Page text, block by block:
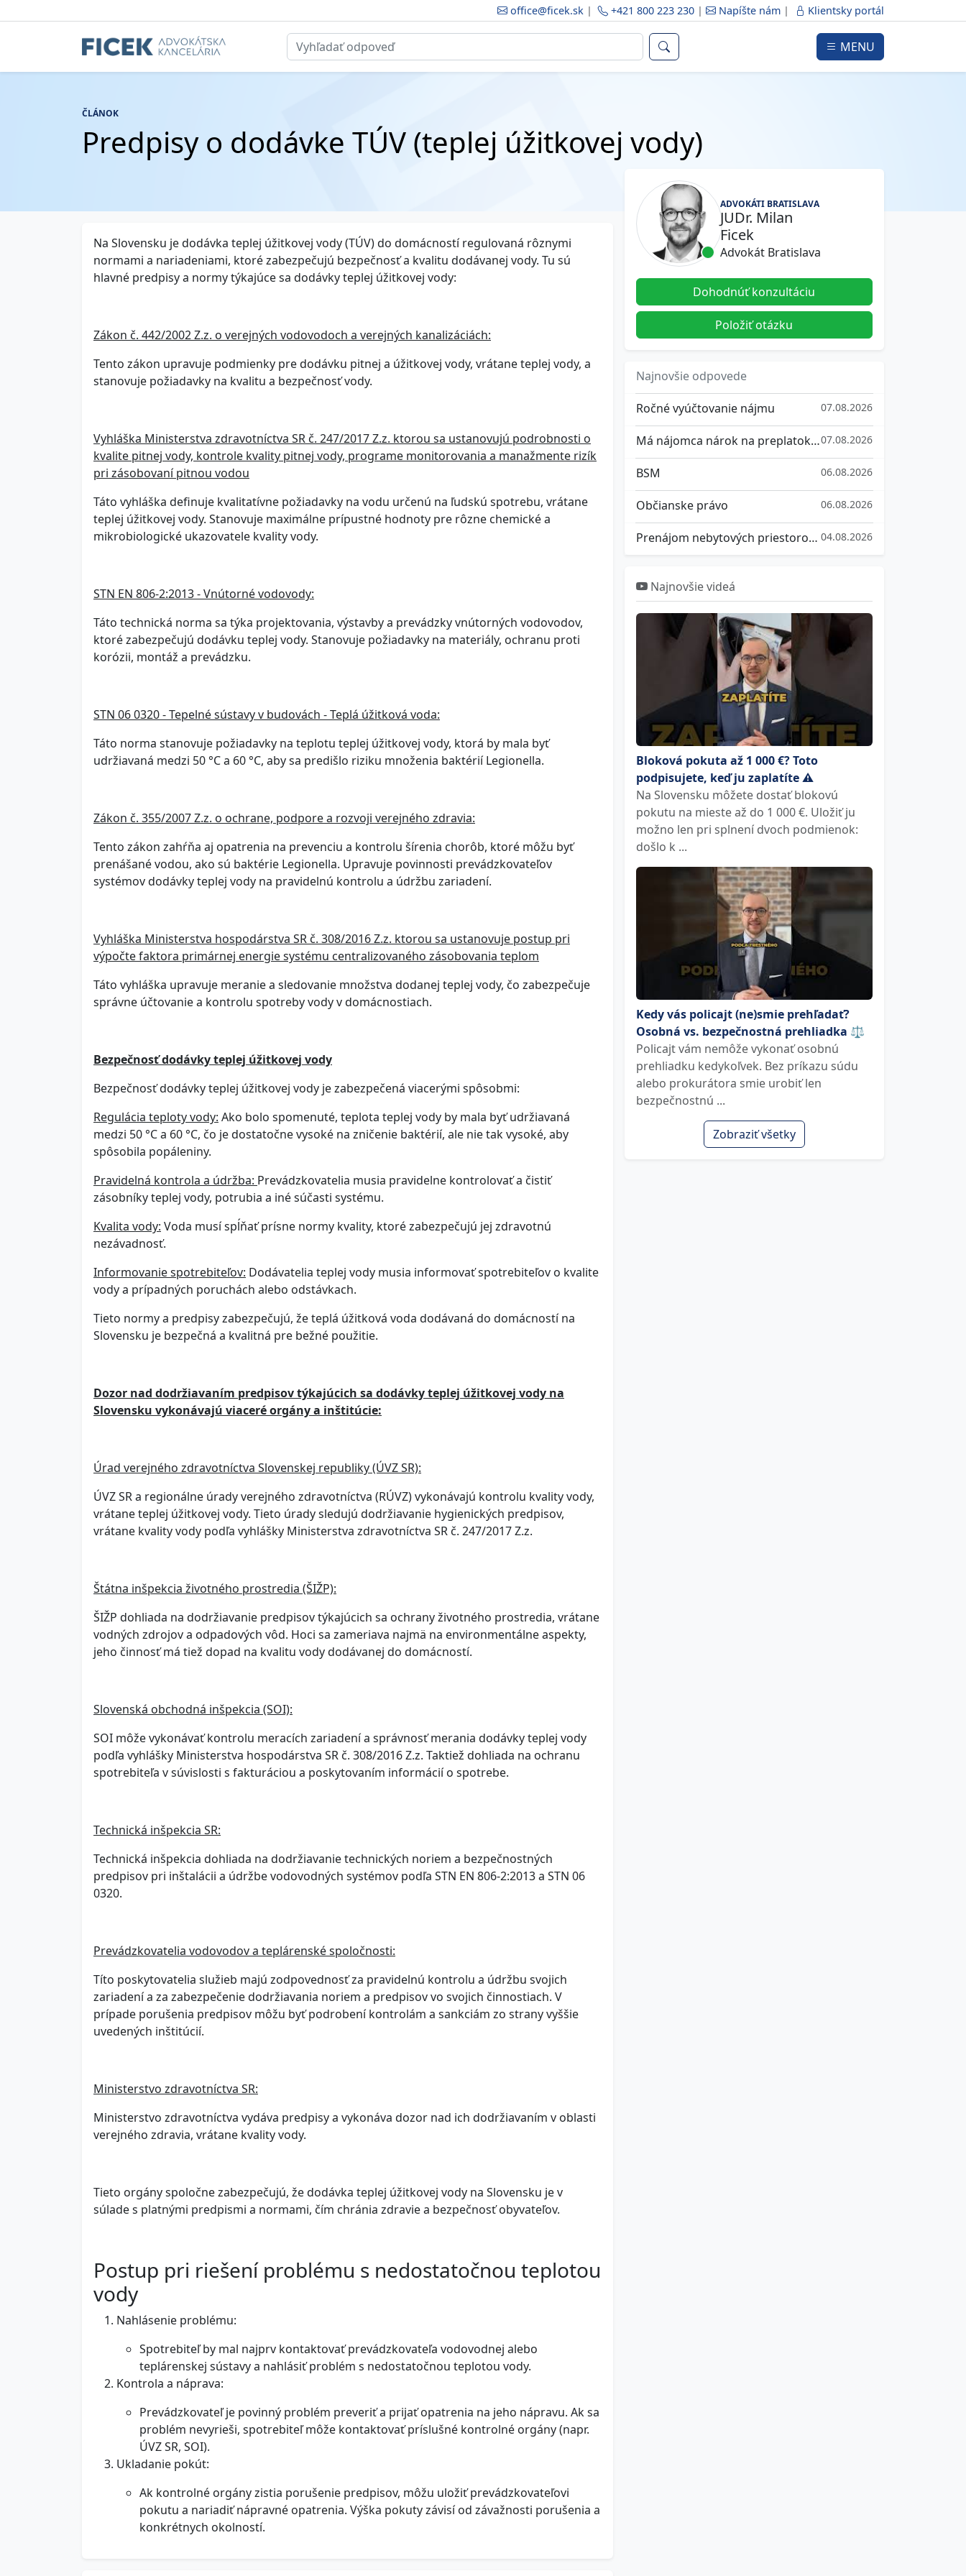
office@ficek.sk | +421 800 223 230 | Napíšte nám | Klientsky portál
MENU
ČLÁNOK
Predpisy o dodávke TÚV (teplej úžitkovej vody)
Na Slovensku je dodávka teplej úžitkovej vody (TÚV) do domácností regulovaná rôznymi
normami a nariadeniami, ktoré zabezpečujú bezpečnosť a kvalitu dodávanej vody. Tu sú
hlavné predpisy a normy týkajúce sa dodávky teplej úžitkovej vody:
Zákon č. 442/2002 Z.z. o verejných vodovodoch a verejných kanalizáciách:
Tento zákon upravuje podmienky pre dodávku pitnej a úžitkovej vody, vrátane teplej vody, a
stanovuje požiadavky na kvalitu a bezpečnosť vody.
Vyhláška Ministerstva zdravotníctva SR č. 247/2017 Z.z. ktorou sa ustanovujú podrobnosti o
kvalite pitnej vody, kontrole kvality pitnej vody, programe monitorovania a manažmente rizík
pri zásobovaní pitnou vodou
Táto vyhláška definuje kvalitatívne požiadavky na vodu určenú na ľudskú spotrebu, vrátane
teplej úžitkovej vody. Stanovuje maximálne prípustné hodnoty pre rôzne chemické a
mikrobiologické ukazovatele kvality vody.
STN EN 806-2:2013 - Vnútorné vodovody:
Táto technická norma sa týka projektovania, výstavby a prevádzky vnútorných vodovodov,
ktoré zabezpečujú dodávku teplej vody. Stanovuje požiadavky na materiály, ochranu proti
korózii, montáž a prevádzku.
STN 06 0320 - Tepelné sústavy v budovách - Teplá úžitková voda:
Táto norma stanovuje požiadavky na teplotu teplej úžitkovej vody, ktorá by mala byť
udržiavaná medzi 50 °C a 60 °C, aby sa predišlo riziku množenia baktérií Legionella.
Zákon č. 355/2007 Z.z. o ochrane, podpore a rozvoji verejného zdravia:
Tento zákon zahŕňa aj opatrenia na prevenciu a kontrolu šírenia chorôb, ktoré môžu byť
prenášané vodou, ako sú baktérie Legionella. Upravuje povinnosti prevádzkovateľov
systémov dodávky teplej vody na pravidelnú kontrolu a údržbu zariadení.
Vyhláška Ministerstva hospodárstva SR č. 308/2016 Z.z. ktorou sa ustanovuje postup pri
výpočte faktora primárnej energie systému centralizovaného zásobovania teplom
Táto vyhláška upravuje meranie a sledovanie množstva dodanej teplej vody, čo zabezpečuje
správne účtovanie a kontrolu spotreby vody v domácnostiach.
Bezpečnosť dodávky teplej úžitkovej vody
Bezpečnosť dodávky teplej úžitkovej vody je zabezpečená viacerými spôsobmi:
Regulácia teploty vody: Ako bolo spomenuté, teplota teplej vody by mala byť udržiavaná
medzi 50 °C a 60 °C, čo je dostatočne vysoké na zničenie baktérií, ale nie tak vysoké, aby
spôsobila popáleniny.
Pravidelná kontrola a údržba: Prevádzkovatelia musia pravidelne kontrolovať a čistiť
zásobníky teplej vody, potrubia a iné súčasti systému.
Kvalita vody: Voda musí spĺňať prísne normy kvality, ktoré zabezpečujú jej zdravotnú
nezávadnosť.
Informovanie spotrebiteľov: Dodávatelia teplej vody musia informovať spotrebiteľov o kvalite
vody a prípadných poruchách alebo odstávkach.
Tieto normy a predpisy zabezpečujú, že teplá úžitková voda dodávaná do domácností na
Slovensku je bezpečná a kvalitná pre bežné použitie.
Dozor nad dodržiavaním predpisov týkajúcich sa dodávky teplej úžitkovej vody na
Slovensku vykonávajú viaceré orgány a inštitúcie:
Úrad verejného zdravotníctva Slovenskej republiky (ÚVZ SR):
ÚVZ SR a regionálne úrady verejného zdravotníctva (RÚVZ) vykonávajú kontrolu kvality vody,
vrátane teplej úžitkovej vody. Tieto úrady sledujú dodržiavanie hygienických predpisov,
vrátane kvality vody podľa vyhlášky Ministerstva zdravotníctva SR č. 247/2017 Z.z.
Štátna inšpekcia životného prostredia (ŠIŽP):
ŠIŽP dohliada na dodržiavanie predpisov týkajúcich sa ochrany životného prostredia, vrátane
vodných zdrojov a odpadových vôd. Hoci sa zameriava najmä na environmentálne aspekty,
jeho činnosť má tiež dopad na kvalitu vody dodávanej do domácností.
Slovenská obchodná inšpekcia (SOI):
SOI môže vykonávať kontrolu meracích zariadení a správnosť merania dodávky teplej vody
podľa vyhlášky Ministerstva hospodárstva SR č. 308/2016 Z.z. Taktiež dohliada na ochranu
spotrebiteľa v súvislosti s fakturáciou a poskytovaním informácií o spotrebe.
Technická inšpekcia SR:
Technická inšpekcia dohliada na dodržiavanie technických noriem a bezpečnostných
predpisov pri inštalácii a údržbe vodovodných systémov podľa STN EN 806-2:2013 a STN 06
0320.
Prevádzkovatelia vodovodov a teplárenské spoločnosti:
Títo poskytovatelia služieb majú zodpovednosť za pravidelnú kontrolu a údržbu svojich
zariadení a za zabezpečenie dodržiavania noriem a predpisov vo svojich činnostiach. V
prípade porušenia predpisov môžu byť podrobení kontrolám a sankciám zo strany vyššie
uvedených inštitúcií.
Ministerstvo zdravotníctva SR:
Ministerstvo zdravotníctva vydáva predpisy a vykonáva dozor nad ich dodržiavaním v oblasti
verejného zdravia, vrátane kvality vody.
Tieto orgány spoločne zabezpečujú, že dodávka teplej úžitkovej vody na Slovensku je v
súlade s platnými predpismi a normami, čím chránia zdravie a bezpečnosť obyvateľov.
Postup pri riešení problému s nedostatočnou teplotou
vody
Nahlásenie problému:
Spotrebiteľ by mal najprv kontaktovať prevádzkovateľa vodovodnej alebo
teplárenskej sústavy a nahlásiť problém s nedostatočnou teplotou vody.
Kontrola a náprava:
Prevádzkovateľ je povinný problém preveriť a prijať opatrenia na jeho nápravu. Ak sa
problém nevyrieši, spotrebiteľ môže kontaktovať príslušné kontrolné orgány (napr.
ÚVZ SR, SOI).
Ukladanie pokút:
Ak kontrolné orgány zistia porušenie predpisov, môžu uložiť prevádzkovateľovi
pokutu a nariadiť nápravné opatrenia. Výška pokuty závisí od závažnosti porušenia a
konkrétnych okolností.
ADVOKÁTI BRATISLAVA
JUDr. Milan
Ficek
Advokát Bratislava
Dohodnúť konzultáciu
Položiť otázku
Najnovšie odpovede
Ročné vyúčtovanie nájmu 07.08.2026
Má nájomca nárok na preplatok z vyúčtovania služieb spojených s užívaním bytu?07.08.2026
BSM 06.08.2026
Občianske právo 06.08.2026
Prenájom nebytových priestorov a ich vrátenie 04.08.2026
Najnovšie videá
Bloková pokuta až 1 000 €? Toto
podpisujete, keď ju zaplatíte ⚠️
Na Slovensku môžete dostať blokovú
pokutu na mieste až do 1 000 €. Uložiť ju
možno len pri splnení dvoch podmienok:
došlo k ...
Kedy vás policajt (ne)smie prehľadať?
Osobná vs. bezpečnostná prehliadka ⚖️
Policajt vám nemôže vykonať osobnú
prehliadku kedykoľvek. Bez príkazu súdu
alebo prokurátora smie urobiť len
bezpečnostnú ...
Zobraziť všetky